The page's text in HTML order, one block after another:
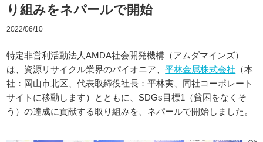
り組みをネパールで開始
2022/06/10
特定非営利活動法人AMDA社会開発機構（アムダマインズ）
は、資源リサイクル業界のパイオニア、平林金属株式会社 （本
社：岡山市北区、代表取締役社長：平林実、同社コーポレート
サイトに移動します）とともに、SDGs目標1（貧困をなくそ
う）の達成に貢献する取り組みを、ネパールで開始しました。